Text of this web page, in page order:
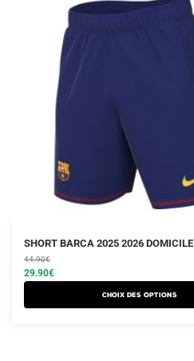
SHORT BARCA 2025 2026 DOMICILE
44.90€
Le
prix
initial
était :
29.90€
Le
prix
actuel
est :
Choix des options
Ce
produit
a